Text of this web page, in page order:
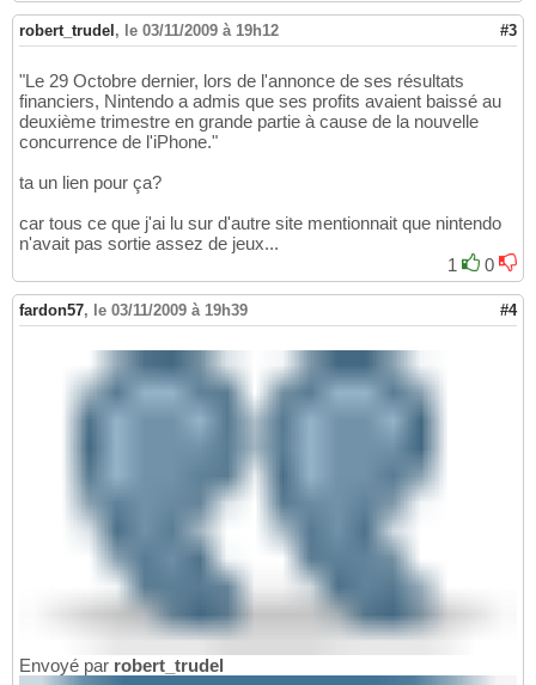
robert_trudel , le 03/11/2009 à 19h12 #3
"Le 29 Octobre dernier, lors de l'annonce de ses résultats
financiers, Nintendo a admis que ses profits avaient baissé au
deuxième trimestre en grande partie à cause de la nouvelle
concurrence de l'iPhone."
ta un lien pour ça?
car tous ce que j'ai lu sur d'autre site mentionnait que nintendo
n'avait pas sortie assez de jeux...
1
0
fardon57, le 03/11/2009 à 19h39 #4
Envoyé par robert_trudel